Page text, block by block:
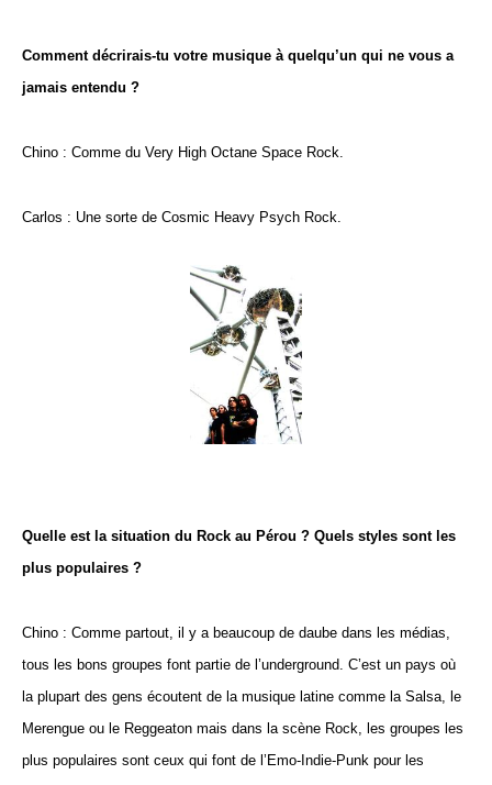
Comment décrirais-tu votre musique à quelqu’un qui ne vous a
jamais entendu ?
Chino : Comme du Very High Octane Space Rock.
Carlos : Une sorte de Cosmic Heavy Psych Rock.
Quelle est la situation du Rock au Pérou ? Quels styles sont les
plus populaires ?
Chino : Comme partout, il y a beaucoup de daube dans les médias,
tous les bons groupes font partie de l’underground. C’est un pays où
la plupart des gens écoutent de la musique latine comme la Salsa, le
Merengue ou le Reggeaton mais dans la scène Rock, les groupes les
plus populaires sont ceux qui font de l’Emo-Indie-Punk pour les